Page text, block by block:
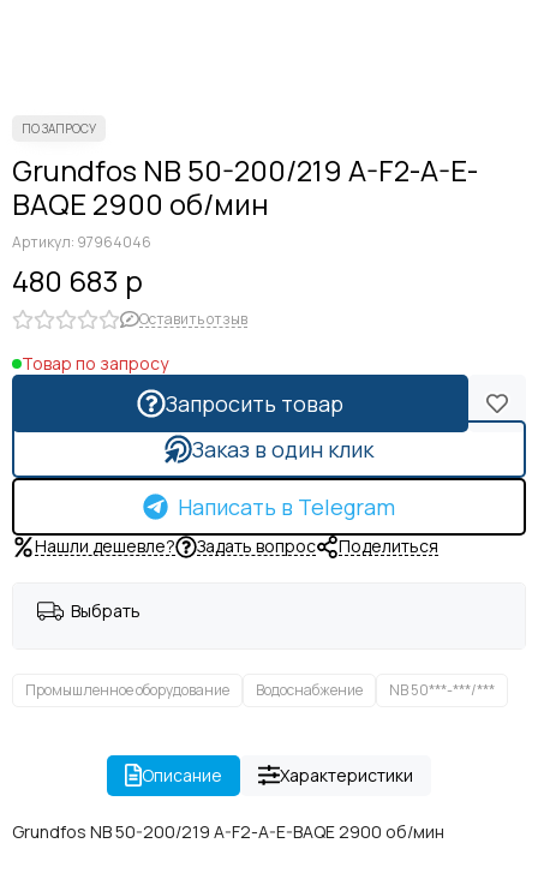
Grundfos NB 50-200/219 A-F2-A-E-
BAQE 2900 об/мин
Артикул: 97964046
480 683 р
Оставить отзыв
Товар по запросу
Запросить товар
Заказ в один клик
Написать в Telegram
Нашли дешевле? Задать вопрос Поделиться
Выбрать
Промышленное оборудование Водоснабжение NB 50***-***/***
Описание Характеристики
Grundfos NB 50-200/219 A-F2-A-E-BAQE 2900 об/мин